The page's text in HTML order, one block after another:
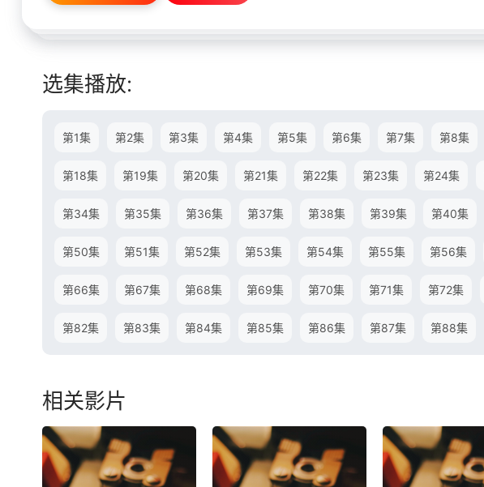
选集播放:
第1集 第2集 第3集 第4集 第5集 第6集 第7集 第8集
第18集 第19集 第20集 第21集 第22集 第23集 第24集
第34集 第35集 第36集 第37集 第38集 第39集 第40集
第50集 第51集 第52集 第53集 第54集 第55集 第56集
第66集 第67集 第68集 第69集 第70集 第71集 第72集
第82集 第83集 第84集 第85集 第86集 第87集 第88集
相关影片